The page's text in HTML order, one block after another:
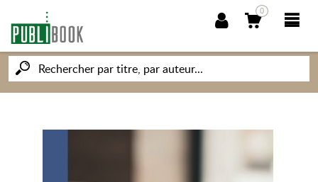
0
NOUVEAUTÉS
PUBLIBOOK